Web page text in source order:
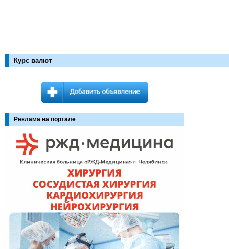
Курс валют
Реклама на портале